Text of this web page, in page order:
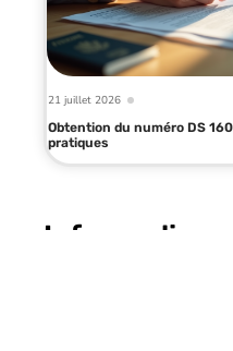
21 juillet 2026
Obtention du numéro DS
pratiques
Infos en live